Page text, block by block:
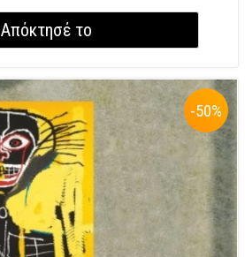
Απόκτησέ το
-50%